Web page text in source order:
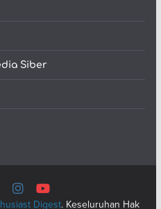
Siber
Digest. Keseluruhan Hak